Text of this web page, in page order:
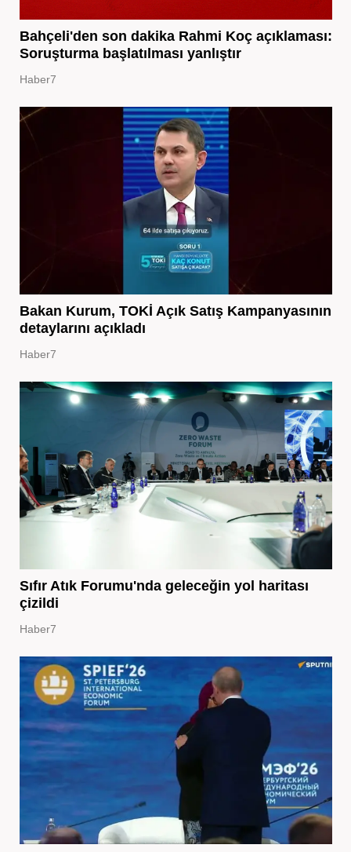
Bahçeli'den son dakika Rahmi Koç açıklaması:
Soruşturma başlatılması yanlıştır
Haber7
Bakan Kurum, TOKİ Açık Satış Kampanyasının
detaylarını açıkladı
Haber7
Sıfır Atık Forumu'nda geleceğin yol haritası
çizildi
Haber7